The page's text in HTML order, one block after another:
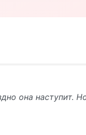
она наступит.